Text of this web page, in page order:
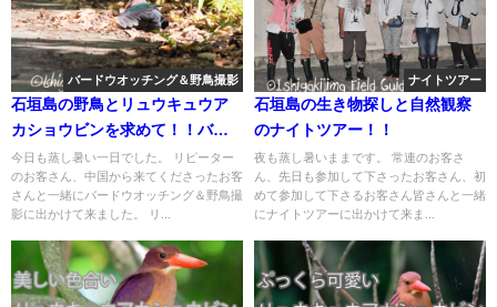
バードウオッチング＆野鳥撮影
石垣島の野鳥とリュウキュウア
カショウビンを求めて！！バー
ドウオッチング＆野鳥撮影ガイ
ド。
今日も蒸し暑い一日でした。 リピーター
のお客さん、中国から来てくださったお客
さんと一緒にバードウオッチング＆野鳥撮
影に出かけて来ました。 リ...
ナイトツアー
石垣島の生き物探しと自然観察
のナイトツアー！！
夜も蒸し暑いままです。 常連のお客さ
ん、先日も参加して下さったお客さん、初
めて参加して下さるお客さん皆さんと一緒
にナイトツアーに出かけて来ま...